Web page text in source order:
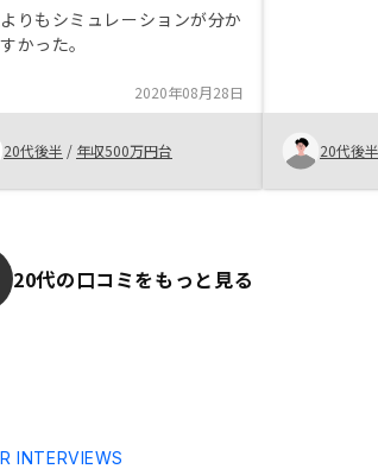
りもシミュレーションが分か
かった。
2020年08月28日
20代後半 / 年収500万円台 20代後半
20代の口コミをもっと見る
INTERVIEWS